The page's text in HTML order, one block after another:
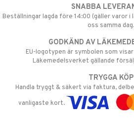
SNABBA
Beställningar lagda före 14:00 (gäller varor
oss samma dag.
GODKÄND AV
EU-logotypen är symbolen som
Läkemedelsverket gällande
TRYGGA KÖP
Handla tryggt & säkert via faktura,
vanligaste kort.